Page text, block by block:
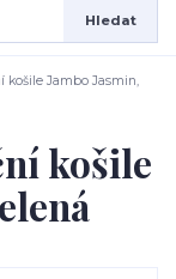
Hledat
košile Jambo Jasmin,
košile